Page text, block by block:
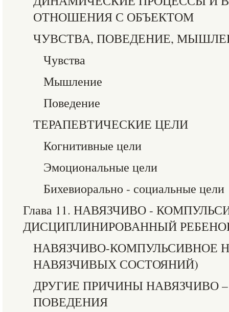
ОТНОШЕНИЯ С ОБЪЕКТОМ
ЧУВСТВА, ПОВЕДЕНИЕ,
Чувства
Мышление
Поведение
ТЕРАПЕВТИЧЕСКИЕ ЦЕЛИ
Когнитивные цели
Эмоциональные цели
Бихевиорально - социальные цели
Глава 11. НАВЯЗЧИВО -
ДИСЦИПЛИНИРОВАННЫЙ
НАВЯЗЧИВО-КОМПУЛЬСИВНОЕ
НАВЯЗЧИВЫХ СОСТОЯНИЙ)
ДРУГИЕ ПРИЧИНЫ НАВЯЗЧИВО
ПОВЕДЕНИЯ